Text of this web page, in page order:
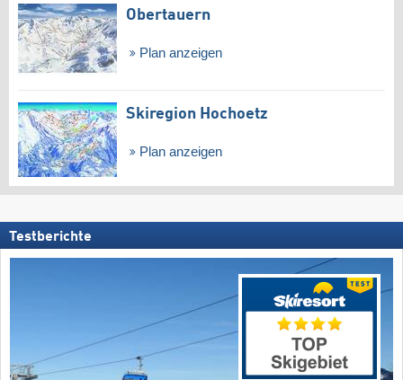
Obertauern
Plan anzeigen
Skiregion Hochoetz
Plan anzeigen
Testberichte